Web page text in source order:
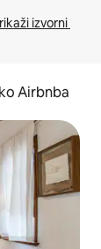
izvorni
Airbnba